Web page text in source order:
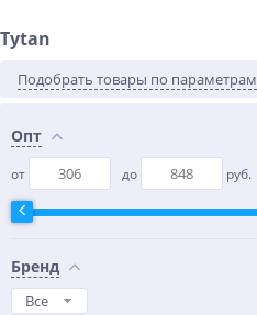
Tytan
Подобрать товары по параметрам
Опт
от до руб.
Бренд
Все